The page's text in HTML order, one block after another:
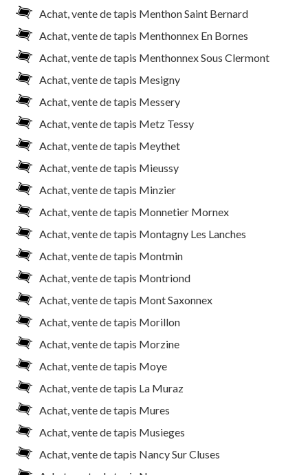
Achat, vente de tapis Menthon Saint Bernard
Achat, vente de tapis Menthonnex En Bornes
Achat, vente de tapis Menthonnex Sous Clermont
Achat, vente de tapis Mesigny
Achat, vente de tapis Messery
Achat, vente de tapis Metz Tessy
Achat, vente de tapis Meythet
Achat, vente de tapis Mieussy
Achat, vente de tapis Minzier
Achat, vente de tapis Monnetier Mornex
Achat, vente de tapis Montagny Les Lanches
Achat, vente de tapis Montmin
Achat, vente de tapis Montriond
Achat, vente de tapis Mont Saxonnex
Achat, vente de tapis Morillon
Achat, vente de tapis Morzine
Achat, vente de tapis Moye
Achat, vente de tapis La Muraz
Achat, vente de tapis Mures
Achat, vente de tapis Musieges
Achat, vente de tapis Nancy Sur Cluses